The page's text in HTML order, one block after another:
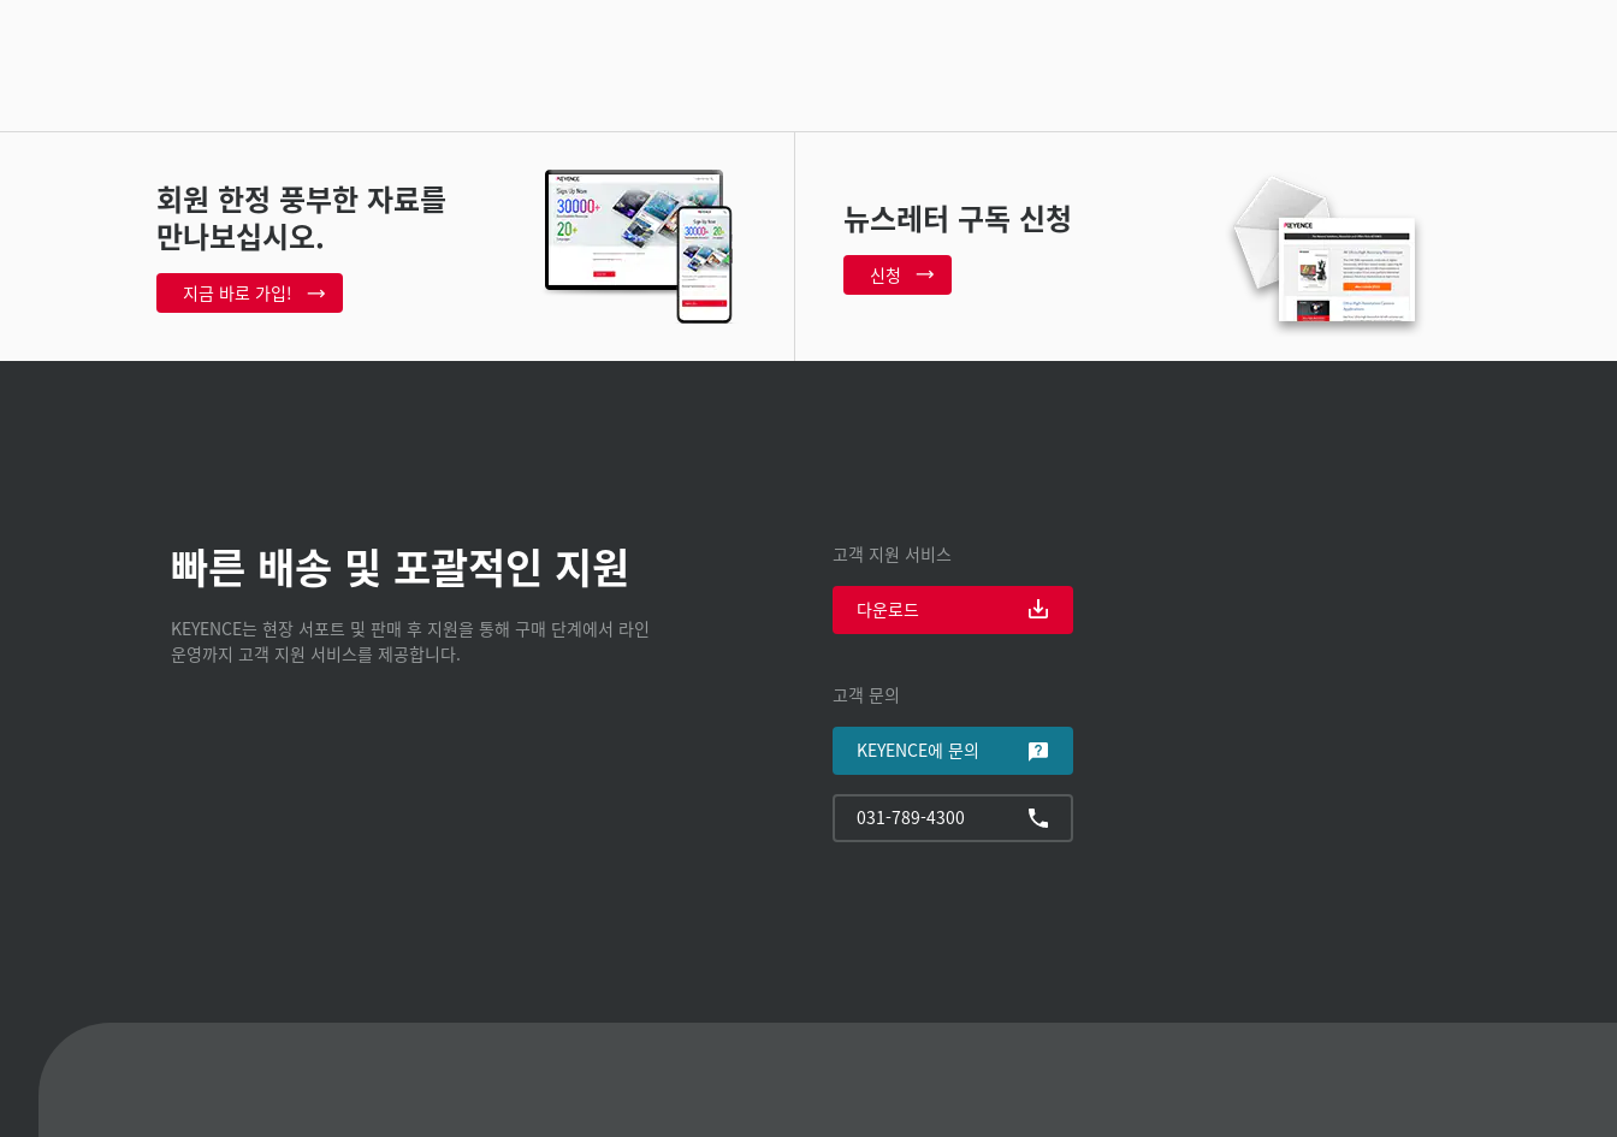
회원 한정 풍부한 자료를
만나보십시오.
지금 바로 가입!
뉴스레터 구독 신청
신청
빠른 배송 및 포괄적인 지원
KEYENCE는 현장 서포트 및 판매 후 지원을 통해 구매 단계에서 라인
운영까지 고객 지원 서비스를 제공합니다.
고객 지원 서비스
다운로드
고객 문의
KEYENCE에 문의
031-789-4300